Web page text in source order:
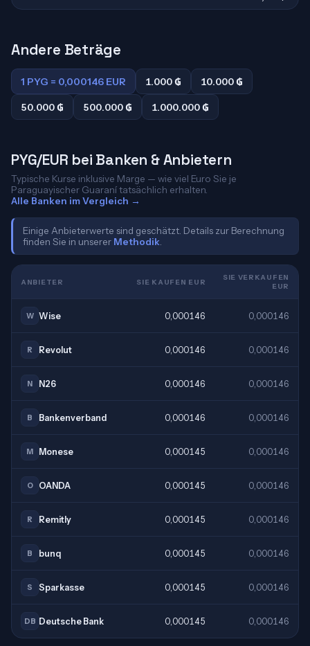
Andere Beträge
1 PYG = 0,000146 EUR 1.000 ₲ 10.000 ₲
50.000 ₲ 500.000 ₲ 1.000.000 ₲
PYG/EUR bei Banken & Anbietern
Typische Kurse inklusive Marge — wie viel Euro Sie je
Paraguayischer Guaraní tatsächlich erhalten.
Alle Banken im Vergleich →
Einige Anbieterwerte sind geschätzt. Details zur Berechnung
finden Sie in unserer Methodik
ANBIETER SIE KAUFEN EUR
SIE VERKAUFEN
EUR
W Wise 0,000146 0,000146
R Revolut 0,000146 0,000146
N N26 0,000146 0,000146
B Bankenverband 0,000146 0,000146
M Monese 0,000145 0,000146
O OANDA 0,000145 0,000146
R Remitly 0,000145 0,000146
B bunq 0,000145 0,000146
S Sparkasse 0,000145 0,000146
DB Deutsche Bank 0,000145 0,000146